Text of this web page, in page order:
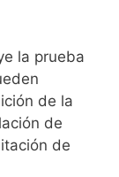
la prueba
de la
de
de